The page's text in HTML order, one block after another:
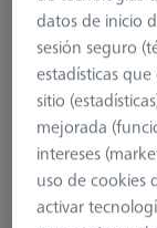
Material
Connection Type
Measuring Length
Application
Ø Body (DG)
Weight
Connection Type Out
datos de inicio
sesión seguro
estadísticas
sitio
mejorada
intereses
uso de cookies
activar